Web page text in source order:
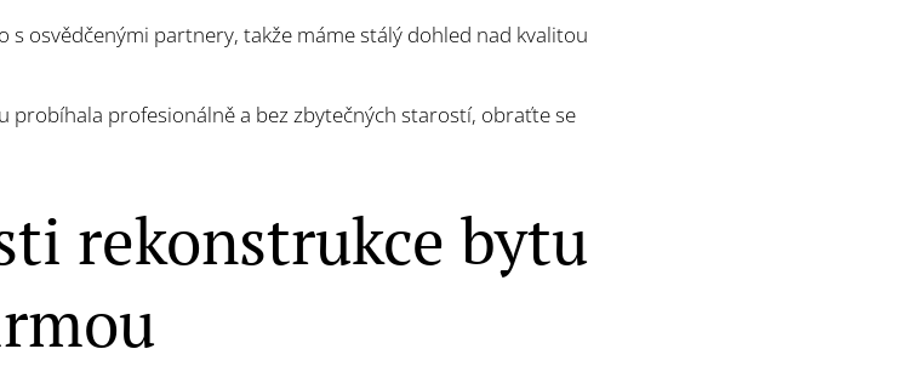
s osvědčenými partnery, takže máme stálý dohled nad kvalitou
probíhala profesionálně a bez zbytečných starostí, obraťte se
rekonstrukce bytu